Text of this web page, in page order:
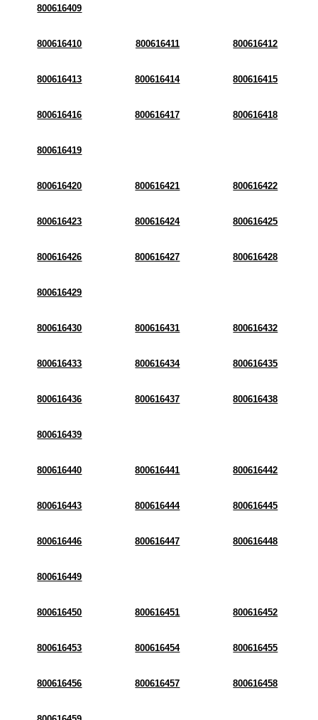
800616409
800616410 800616411 800616412
800616413 800616414 800616415
800616416 800616417 800616418
800616419
800616420 800616421 800616422
800616423 800616424 800616425
800616426 800616427 800616428
800616429
800616430 800616431 800616432
800616433 800616434 800616435
800616436 800616437 800616438
800616439
800616440 800616441 800616442
800616443 800616444 800616445
800616446 800616447 800616448
800616449
800616450 800616451 800616452
800616453 800616454 800616455
800616456 800616457 800616458